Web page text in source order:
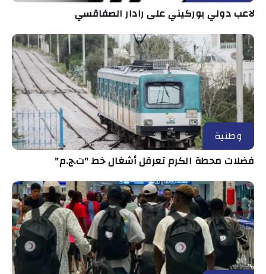
لاعب دولي بوركيني على رادار الصفاقسي
وطنية
فضلات محطة الكرم تعرقل أشغال خط "ت.ج.م"